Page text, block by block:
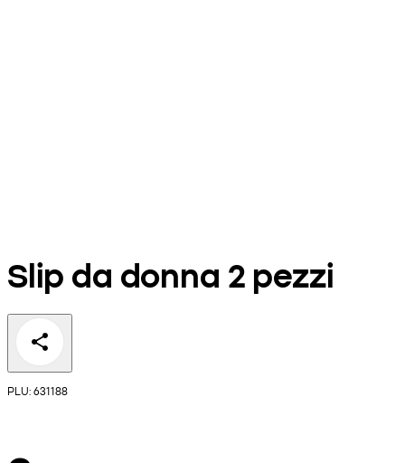
Slip da donna 2 pezzi
PLU: 631188